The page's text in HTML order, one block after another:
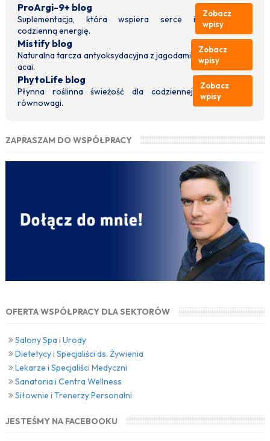
ProArgi-9+ blog
Suplementacja, która wspiera serce i
codzienną energię.
Zobacz
wpisy
Mistify blog
Naturalna tarcza antyoksydacyjna z jagodami
acai.
Zobacz
wpisy
PhytoLife blog
Płynna roślinna świeżość dla codziennej
równowagi.
Zobacz
wpisy
ZAPRASZAM DO WSPÓŁPRACY
OFERTA WSPÓŁPRACY DLA SEKTORÓW
Salony Spa i Urody
Dietetycy i Specjaliści ds. Żywienia
Lekarze i Specjaliści Medyczni
Sanatoria i Centra Wellness
Siłownie i Trenerzy Personalni
JESTEŚMY NA FACEBOOKU